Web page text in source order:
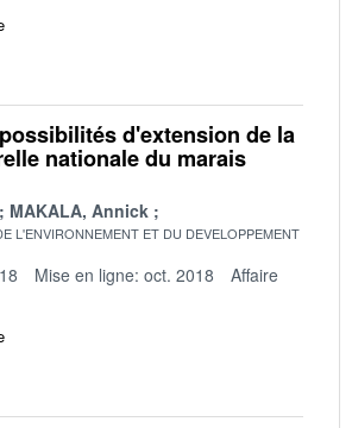
d'extension de la
nationale du marais
MAKALA, Annick
L'ENVIRONNEMENT ET DU DEVELOPPEMENT
Mise en ligne: oct. 2018
Affaire